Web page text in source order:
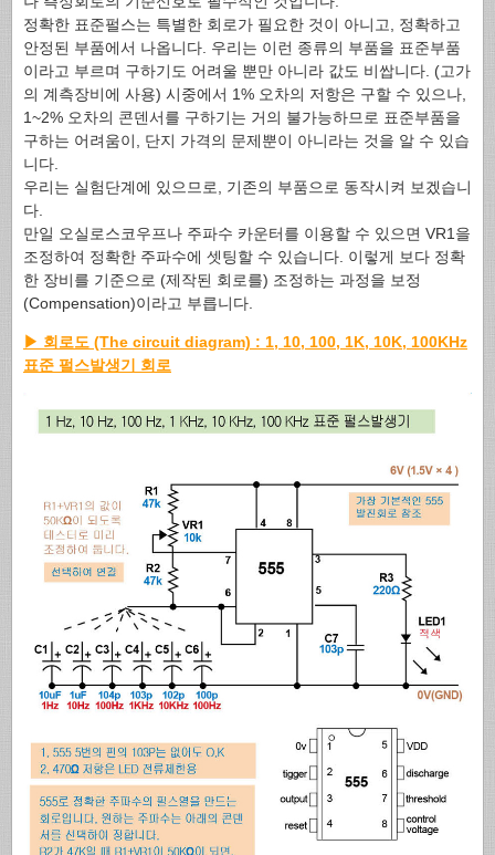
정확한 표준펄스는 특별한 회로가 필요한 것이 아니고, 정확하고
안정된 부품에서 나옵니다. 우리는 이런 종류의 부품을 표준부품
이라고 부르며 구하기도 어려울 뿐만 아니라 값도 비쌉니다. (고가
의 계측장비에 사용) 시중에서 1% 오차의 저항은 구할 수 있으나,
1~2% 오차의 콘덴서를 구하기는 거의 불가능하므로 표준부품을
구하는 어려움이, 단지 가격의 문제뿐이 아니라는 것을 알 수 있습
니다.
우리는 실험단계에 있으므로, 기존의 부품으로 동작시켜 보겠습니
다.
만일 오실로스코우프나 주파수 카운터를 이용할 수 있으면 VR1을
조정하여 정확한 주파수에 셋팅할 수 있습니다. 이렇게 보다 정확
한 장비를 기준으로 (제작된 회로를) 조정하는 과정을 보정
(Compensation)이라고 부릅니다.
▶ 회로도 (The circuit diagram) : 1, 10, 100, 1K, 10K, 100KHz
표준 펄스발생기 회로